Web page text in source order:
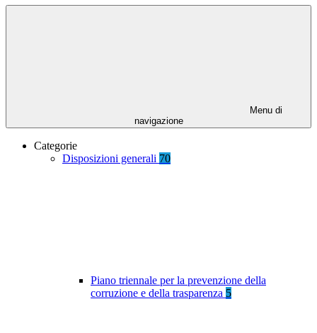
Menu di
navigazione
Categorie
Disposizioni generali 70
Piano triennale per la prevenzione della
corruzione e della trasparenza 5